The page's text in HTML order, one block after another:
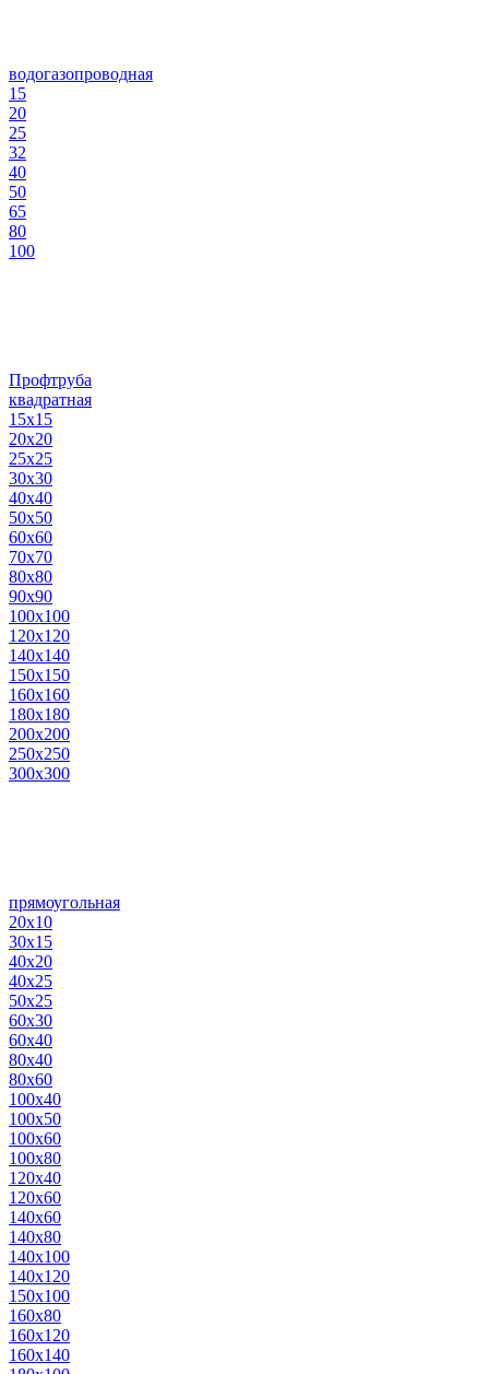
водогазопроводная
15
20
25
32
40
50
65
80
100
Профтруба
квадратная
15х15
20х20
25х25
30х30
40х40
50х50
60х60
70х70
80х80
90х90
100х100
120х120
140х140
150х150
160х160
180х180
200х200
250х250
300х300
прямоугольная
20х10
30х15
40х20
40х25
50х25
60х30
60х40
80х40
80х60
100х40
100х50
100х60
100х80
120х40
120х60
140х60
140х80
140х100
140х120
150х100
160х80
160х120
160х140